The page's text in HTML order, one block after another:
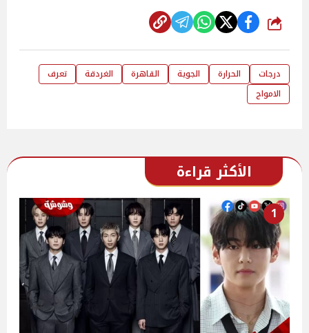
شارك
درجات الحرارة الجوية القاهرة الغردقة
تعرف
الامواج
الأكثر قراءة
1